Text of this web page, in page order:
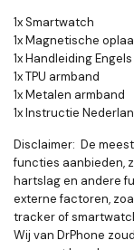
1x Smartwatch
1x Magnetische
1x Handleiding Engels
1x TPU armband
1x Metalen armband
1x Instructie
Disclaimer: De
functies aanbieden,
hartslag en andere
externe factoren,
tracker of
Wij van DrPhone